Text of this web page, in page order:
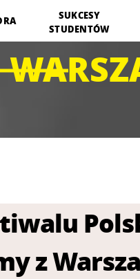
SUKCESY
STUDENTÓW
z